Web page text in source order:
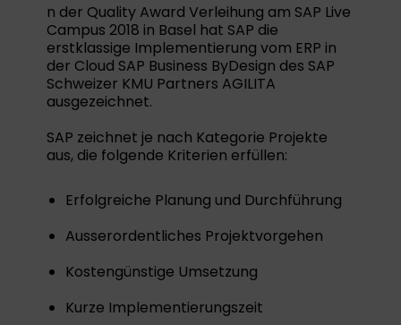
n der Quality Award Verleihung am SAP Live
Campus 2018 in Basel hat SAP die
erstklassige Implementierung vom ERP in
der Cloud SAP Business ByDesign des SAP
Schweizer KMU Partners AGILITA
ausgezeichnet.
SAP zeichnet je nach Kategorie Projekte
aus, die folgende Kriterien erfüllen:
Erfolgreiche Planung und Durchführung
Ausserordentliches Projektvorgehen
Kostengünstige Umsetzung
Kurze Implementierungszeit